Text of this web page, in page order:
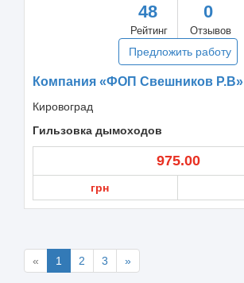
48
Рейтинг
0
Отзывов
Предложить работу
Компания «ФОП Свешников Р.В»
Кировоград
Гильзовка дымоходов
975.00
грн
« 1 2 3 »